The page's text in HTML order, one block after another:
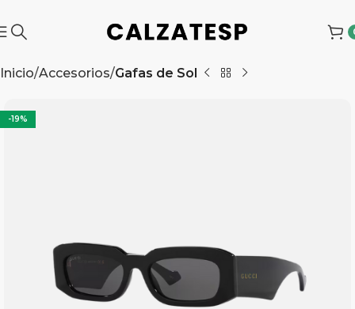
Inicio Accesorios Gafas de Sol
-19%